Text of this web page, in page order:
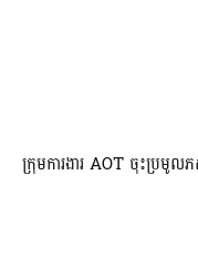
ក្រុមការងារ AOT ចុះប្រមូល